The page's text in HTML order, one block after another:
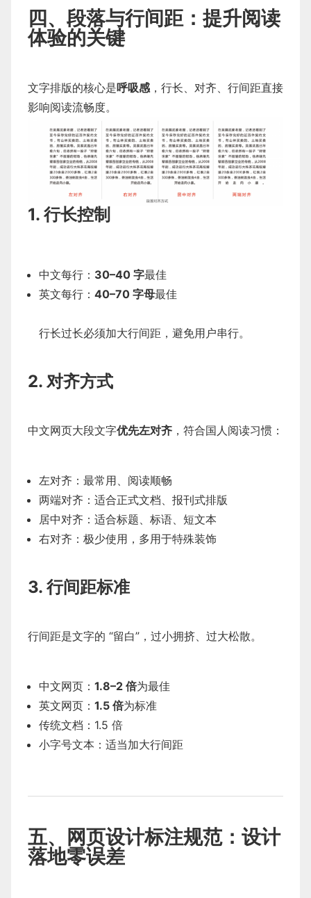
四、段落与行间距：提升阅读
体验的关键
文字排版的核心是呼吸感 ，行长、对齐、行间距直接
影响阅读流畅度。
1. 行长控制
中文每行： 30–40 字最佳
英文每行： 40–70 字母最佳
行长过长必须加大行间距，避免用户串行。
2. 对齐方式
中文网页大段文字优先左对齐 ，符合国人阅读习惯：
左对齐：最常用、阅读顺畅
两端对齐：适合正式文档、报刊式排版
居中对齐：适合标题、标语、短文本
右对齐：极少使用，多用于特殊装饰
3. 行间距标准
行间距是文字的 “留白”，过小拥挤、过大松散。
中文网页： 1.8–2 倍为最佳
英文网页： 1.5 倍为标准
传统文档：1.5 倍
小字号文本：适当加大行间距
五、网页设计标注规范：设计
落地零误差